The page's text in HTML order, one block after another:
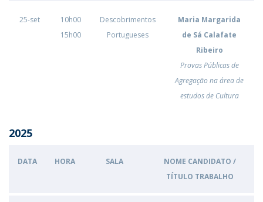
25-set
10h00
15h00
Descobrimentos
Portugueses
Maria Margarida
de Sá Calafate
Ribeiro
Provas Públicas de
Agregação na área de
estudos de Cultura
2025
DATA HORA SALA
NOME CANDIDATO /
TÍTULO TRABALHO